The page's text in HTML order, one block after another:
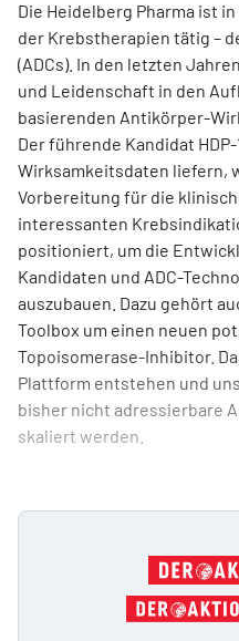
Die Heidelberg Pharma ist
der Krebstherapien tätig –
(ADCs). In den letzten
und Leidenschaft in den
basierenden Antikörper-
Der führende Kandidat
Wirksamkeitsdaten liefern,
Vorbereitung für die
interessanten
positioniert, um die
Kandidaten und ADC-
auszubauen. Dazu gehört
Toolbox um einen neuen
Topoisomerase-Inhibitor.
Plattform entstehen und
bisher nicht adressierbare
skaliert werden.